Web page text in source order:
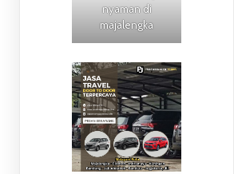
nyaman di
majalengka